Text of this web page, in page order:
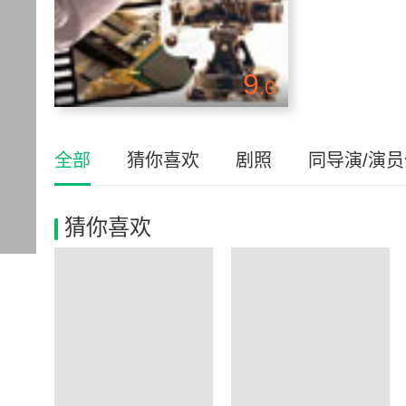
9.0
全部 猜你喜欢 剧照 同导演/演
猜你喜欢